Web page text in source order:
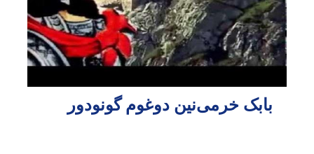
بابک خرمی‌نین دوغوم گونودور